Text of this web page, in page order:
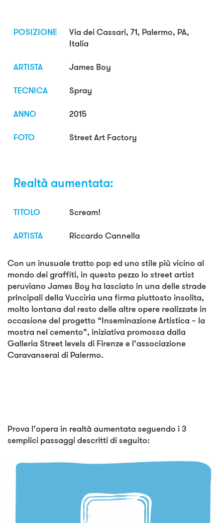
POSIZIONE
Via dei Cassari, 71, Palermo, PA,
Italia
ARTISTA
James Boy
TECNICA
Spray
ANNO
2015
FOTO
Street Art Factory
Realtà aumentata:
TITOLO
Scream!
ARTISTA
Riccardo Cannella
Con un inusuale tratto pop ed uno stile più vicino al
mondo dei graffiti, in questo pezzo lo street artist
peruviano James Boy ha lasciato in una delle strade
principali della Vucciria una firma piuttosto insolita,
molto lontana dal resto delle altre opere realizzate in
occasione del progetto “Inseminazione Artistica – la
mostra nel cemento”, iniziativa promossa dalla
Galleria Street levels di Firenze e l’associazione
Caravanserai di Palermo.
Prova l’opera in realtà aumentata seguendo i 3
semplici passaggi descritti di seguito: